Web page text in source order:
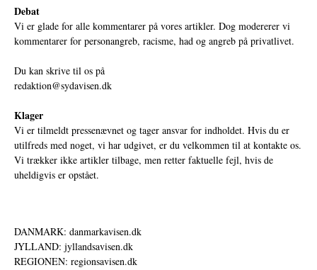
Debat
Vi er glade for alle kommentarer på vores artikler. Dog modererer vi
kommentarer for personangreb, racisme, had og angreb på privatlivet.
Du kan skrive til os på
redaktion@sydavisen.dk
Klager
Vi er tilmeldt pressenævnet og tager ansvar for indholdet. Hvis du er
utilfreds med noget, vi har udgivet, er du velkommen til at kontakte os.
Vi trækker ikke artikler tilbage, men retter faktuelle fejl, hvis de
uheldigvis er opstået.
DANMARK: danmarkavisen.dk
JYLLAND: jyllandsavisen.dk
REGIONEN: regionsavisen.dk